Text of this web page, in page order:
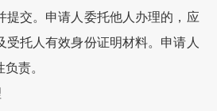
提交。申请人委托他人办理的，应
受托人有效身份证明材料。申请人
责。